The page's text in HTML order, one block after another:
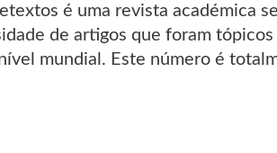
é uma revista académica
de artigos que foram
mundial. Este número é